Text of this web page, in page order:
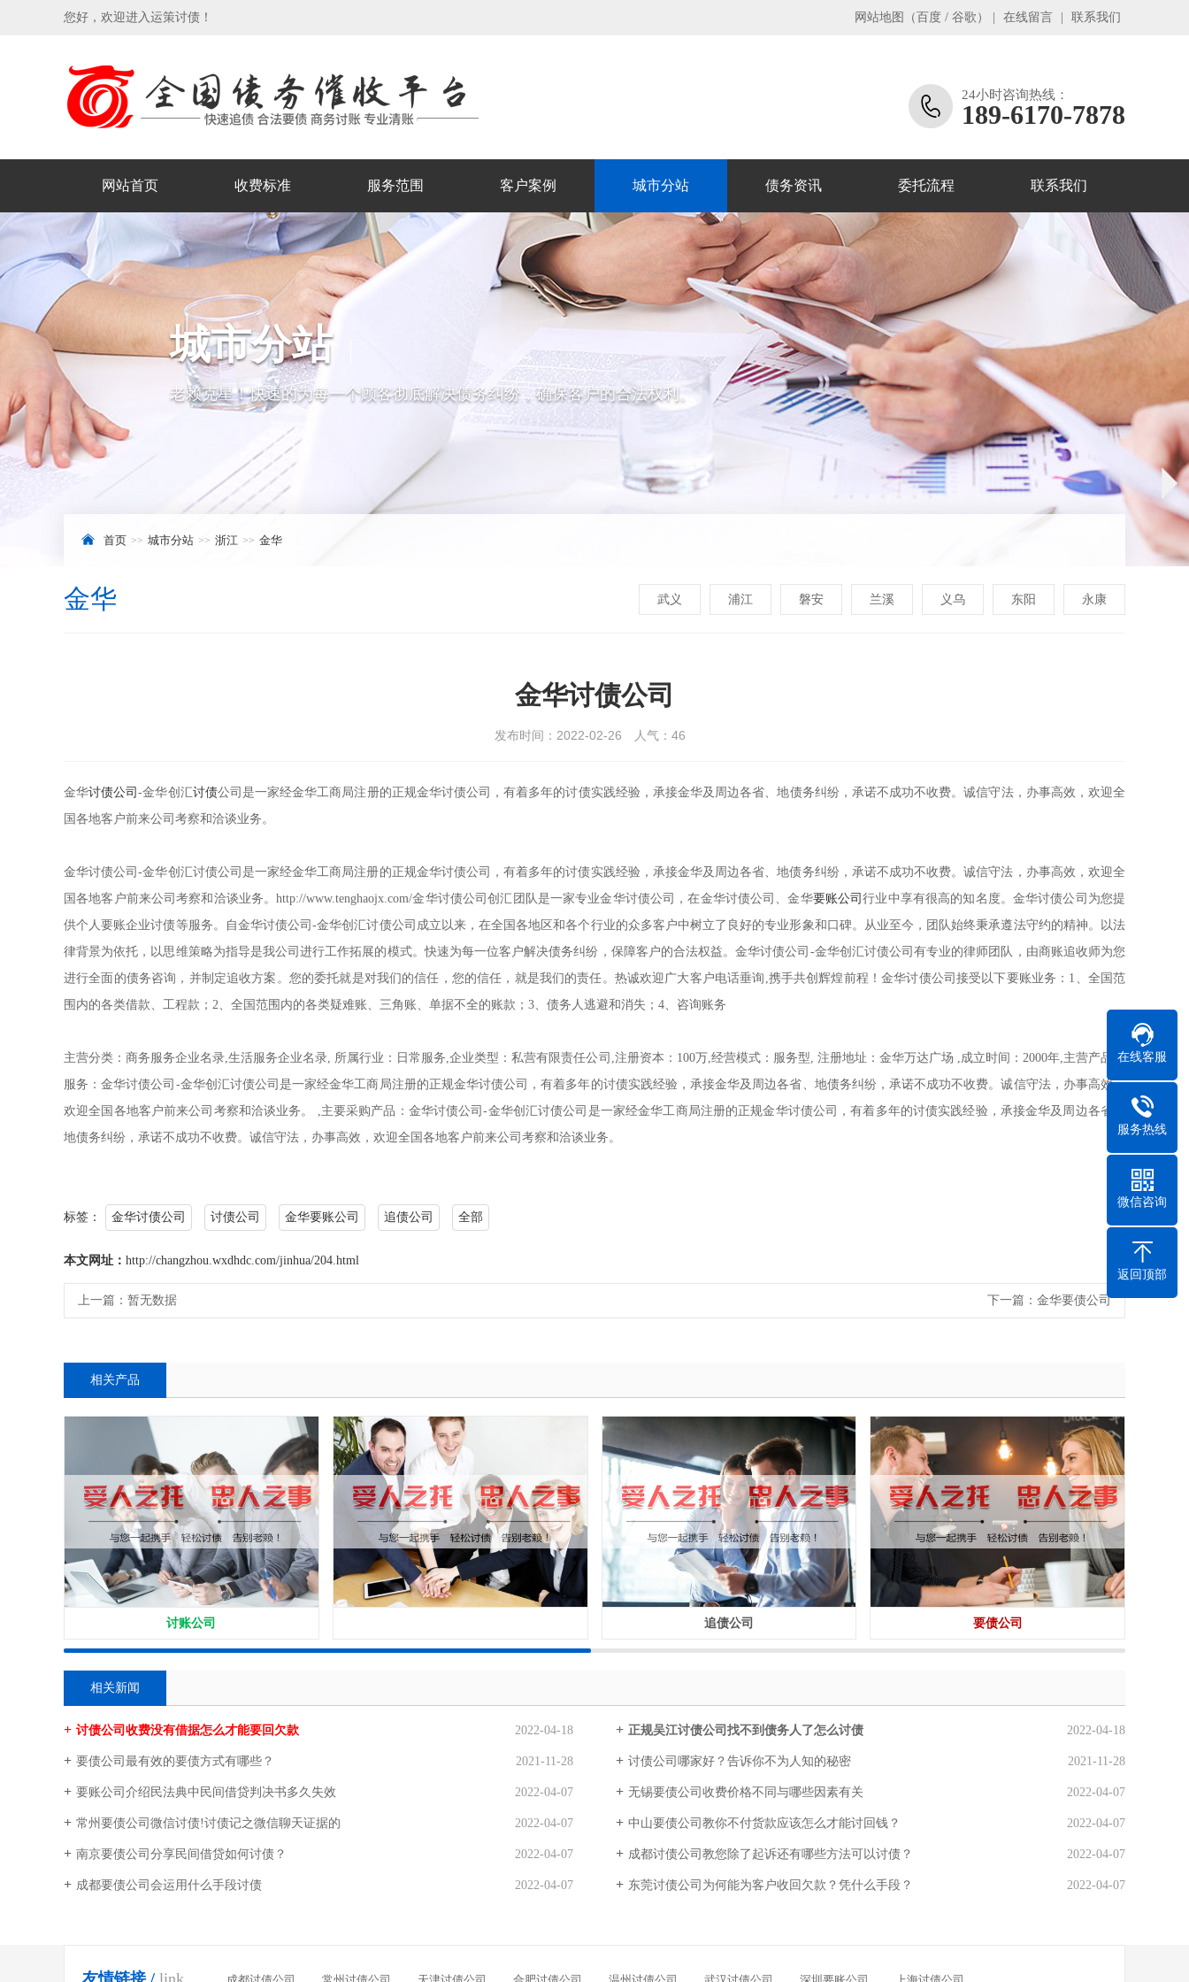
您好，欢迎进入运策讨债！ 网站地图 （ 百度 / 谷歌 ） 在线留言 联系我们
24小时咨询热线：
189-6170-7878
网站首页 收费标准 服务范围 客户案例 城市分站 债务资讯 委托流程 联系我们
城市分站
老赖克星！快速的为每一个顾客彻底解决债务纠纷，确保客户的合法权利。
首页 城市分站 浙江 金华
金华 武义 浦江 磐安 兰溪 义乌 东阳 永康
金华讨债公司
发布时间：2022-02-26 人气： 46
金华讨债公司-金华创汇讨债公司是一家经金华工商局注册的正规金华讨债公司，有着多年的讨债实践经验，承接金华及周边各省、地债务纠纷，承诺不成功不收费。诚信守法，办事高效，欢迎全
国各地客户前来公司考察和洽谈业务。
金华讨债公司-金华创汇讨债公司是一家经金华工商局注册的正规金华讨债公司，有着多年的讨债实践经验，承接金华及周边各省、地债务纠纷，承诺不成功不收费。诚信守法，办事高效，欢迎全
国各地客户前来公司考察和洽谈业务。http://www.tenghaojx.com/金华讨债公司创汇团队是一家专业金华讨债公司，在金华讨债公司、金华要账公司行业中享有很高的知名度。金华讨债公司为您提
供个人要账企业讨债等服务。自金华讨债公司-金华创汇讨债公司成立以来，在全国各地区和各个行业的众多客户中树立了良好的专业形象和口碑。从业至今，团队始终秉承遵法守约的精神。以法
律背景为依托，以思维策略为指导是我公司进行工作拓展的模式。快速为每一位客户解决债务纠纷，保障客户的合法权益。金华讨债公司-金华创汇讨债公司有专业的律师团队，由商账追收师为您
进行全面的债务咨询，并制定追收方案。您的委托就是对我们的信任，您的信任，就是我们的责任。热诚欢迎广大客户电话垂询,携手共创辉煌前程！金华讨债公司接受以下要账业务：1、全国范
围内的各类借款、工程款；2、全国范围内的各类疑难账、三角账、单据不全的账款；3、债务人逃避和消失；4、咨询账务
主营分类：商务服务企业名录,生活服务企业名录, 所属行业：日常服务,企业类型：私营有限责任公司,注册资本：100万,经营模式：服务型, 注册地址：金华万达广场 ,成立时间：2000年,主营产品或
服务：金华讨债公司-金华创汇讨债公司是一家经金华工商局注册的正规金华讨债公司，有着多年的讨债实践经验，承接金华及周边各省、地债务纠纷，承诺不成功不收费。诚信守法，办事高效，
欢迎全国各地客户前来公司考察和洽谈业务。 ,主要采购产品：金华讨债公司-金华创汇讨债公司是一家经金华工商局注册的正规金华讨债公司，有着多年的讨债实践经验，承接金华及周边各省、
地债务纠纷，承诺不成功不收费。诚信守法，办事高效，欢迎全国各地客户前来公司考察和洽谈业务。
标签： 金华讨债公司 讨债公司 金华要账公司 追债公司 全部
本文网址： http://changzhou.wxdhdc.com/jinhua/204.html
上一篇： 暂无数据 下一篇： 金华要债公司
相关产品
讨账公司 追债公司 要债公司
相关新闻
讨债公司收费没有借据怎么才能要回欠款 2022-04-18 正规吴江讨债公司找不到债务人了怎么讨债 2022-04-18
要债公司最有效的要债方式有哪些？ 2021-11-28 讨债公司哪家好？告诉你不为人知的秘密 2021-11-28
要账公司介绍民法典中民间借贷判决书多久失效 2022-04-07 无锡要债公司收费价格不同与哪些因素有关 2022-04-07
常州要债公司微信讨债!讨债记之微信聊天证据的 2022-04-07 中山要债公司教你不付货款应该怎么才能讨回钱？ 2022-04-07
南京要债公司分享民间借贷如何讨债？ 2022-04-07 成都讨债公司教您除了起诉还有哪些方法可以讨债？ 2022-04-07
成都要债公司会运用什么手段讨债 2022-04-07 东莞讨债公司为何能为客户收回欠款？凭什么手段？ 2022-04-07
在线客服
服务热线
微信咨询
返回顶部